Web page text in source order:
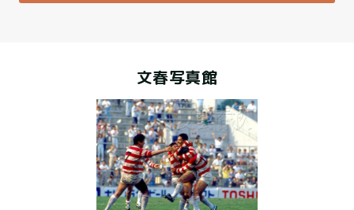
文春写真館